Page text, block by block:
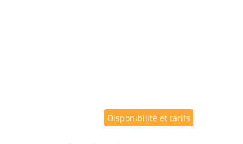
Disponibilité et tarifs